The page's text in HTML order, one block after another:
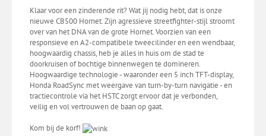
Klaar voor een zinderende rit? Wat jij nodig hebt, dat is onze
nieuwe CB500 Hornet. Zijn agressieve streetfighter-stijl stroomt
over van het DNA van de grote Hornet. Voorzien van een
responsieve en A2-compatibele tweecilinder en een wendbaar,
hoogwaardig chassis, heb je alles in huis om de stad te
doorkruisen of bochtige binnenwegen te domineren.
Hoogwaardige technologie - waaronder een 5 inch TFT-display,
Honda RoadSync met weergave van turn-by-turn navigatie - en
tractiecontrole via het HSTC zorgt ervoor dat je verbonden,
veilig en vol vertrouwen de baan op gaat.
Kom bij de korf!